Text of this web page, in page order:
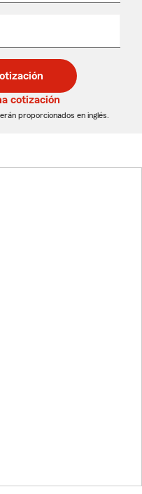
cotización
proporcionados en inglés.